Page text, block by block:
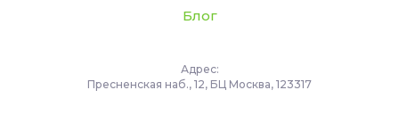
Блог
Адрес:
Пресненская наб., 12, БЦ Москва, 123317